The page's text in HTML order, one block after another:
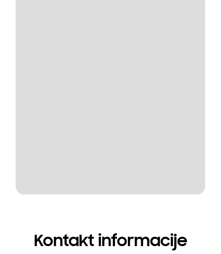
Kontakt informacije